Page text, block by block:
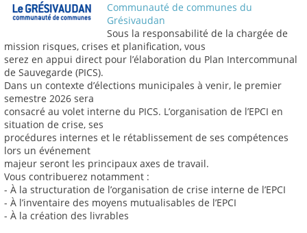
Communauté de communes du
Grésivaudan
Sous la responsabilité de la chargée de
mission risques, crises et planification, vous
serez en appui direct pour l’élaboration du Plan Intercommunal
de Sauvegarde (PICS).
Dans un contexte d’élections municipales à venir, le premier
semestre 2026 sera
consacré au volet interne du PICS. L’organisation de l’EPCI en
situation de crise, ses
procédures internes et le rétablissement de ses compétences
lors un événement
majeur seront les principaux axes de travail.
Vous contribuerez notamment :
- À la structuration de l’organisation de crise interne de l’EPCI
- À l’inventaire des moyens mutualisables de l’EPCI
- À la création des livrables